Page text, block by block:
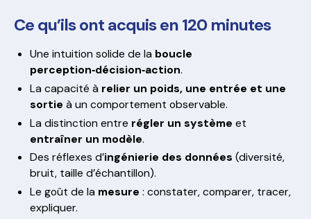
Ce qu’ils ont acquis en 120 minutes
Une intuition solide de la boucle
perception‑décision‑action.
La capacité à relier un poids, une entrée et une
sortie à un comportement observable.
La distinction entre régler un système et
entraîner un modèle.
Des réflexes d’ingénierie des données (diversité,
bruit, taille d’échantillon).
Le goût de la mesure : constater, comparer, tracer,
expliquer.